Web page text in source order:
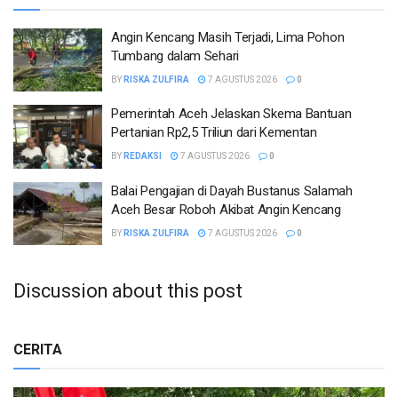
Angin Kencang Masih Terjadi, Lima Pohon
Tumbang dalam Sehari
BY RISKA ZULFIRA 7 AGUSTUS 2026 0
Pemerintah Aceh Jelaskan Skema Bantuan
Pertanian Rp2,5 Triliun dari Kementan
BY REDAKSI 7 AGUSTUS 2026 0
Balai Pengajian di Dayah Bustanus Salamah
Aceh Besar Roboh Akibat Angin Kencang
BY RISKA ZULFIRA 7 AGUSTUS 2026 0
Discussion about this post
CERITA